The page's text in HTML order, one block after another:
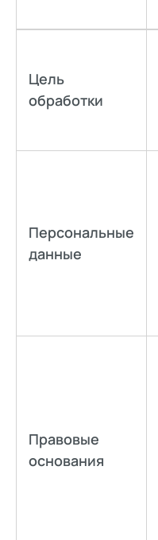
Цель
обработки
Персональные
данные
Правовые
основания